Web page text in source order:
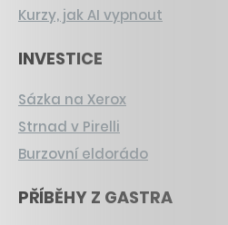
Kurzy, jak AI vypnout
INVESTICE
Sázka na Xerox
Strnad v Pirelli
Burzovní eldorádo
PŘÍBĚHY Z GASTRA